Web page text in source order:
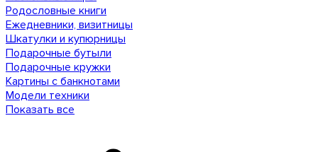
Родословные книги
Ежедневники, визитницы
Шкатулки и купюрницы
Подарочные бутыли
Подарочные кружки
Картины с банкнотами
Модели техники
Показать все